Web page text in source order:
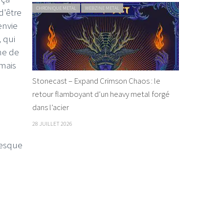
qui
de
CHRONIQUE METAL WEBZINE METAL
Stonecast – Expand Crimson Chaos : le
retour flamboyant d’un heavy metal forgé
dans l’acier
28 JUILLET 2026